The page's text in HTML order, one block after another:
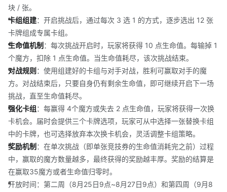
块 / 张。
卡组组建：开启挑战后，通过每次 3 选 1 的方式，逐步选出 12 张
卡牌组成专属卡组。
生命值机制 ：每次挑战开启时，玩家将获得 10 点生命值。每输掉 1
个魔方，扣除 1 点生命值。当生命值耗尽，该次挑战结束。
对战规则 ：使用组建好的卡组与对手对战，胜利可赢取对手的魔
方。对战结束后，只要自身仍有剩余生命值，即可继续开启下一场
挑战，直至生命值耗尽。
强化卡组 ：每赢得 4个魔方或失去 2 点生命值，玩家将获得一次换
卡机会。届时会提供三个卡牌选项，玩家可从中选择一张替换卡组
中的卡牌，也可选择放弃本次换卡机会，灵活调整卡组策略。
奖励机制 ：在单次挑战（即单张竞技券的生命值消耗完之前）过程
中，赢取的魔方数量越多，最终获得的奖励越丰厚。奖励的结算是
在赢取35魔方或者生命值归零时。
开放时间：第二周（8月25日9点~8月27日9点）和第四周（9月8